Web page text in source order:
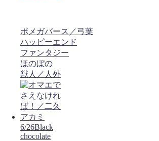
ポメガバース／弓葉
ハッピーエンド
ファンタジー
ほのぼの
獣人／人外
6/26Black
chocolate